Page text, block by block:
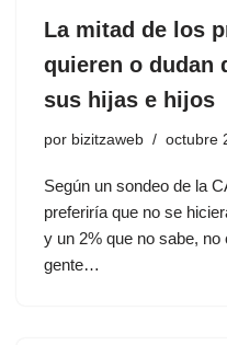
La mitad de los
quieren o dudan
sus hijas e hijos
por bizitzaweb octubre
Según un sondeo de la
preferiría que no se
y un 2% que no sabe,
gente…